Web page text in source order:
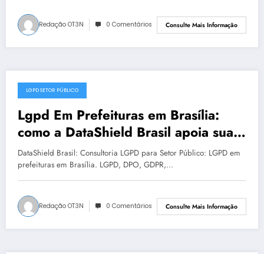
Redação OT3N 0 Comentários Consulte Mais Informação
julho 17, 2025
LGPD SETOR PÚBLICO
Lgpd Em Prefeituras em Brasília:
como a DataShield Brasil apoia sua
organização | Série DataShield 121
DataShield Brasil: Consultoria LGPD para Setor Público: LGPD em
prefeituras em Brasília. LGPD, DPO, GDPR,…
Redação OT3N 0 Comentários Consulte Mais Informação